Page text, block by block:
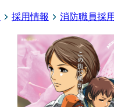
採用情報 消防職員採用